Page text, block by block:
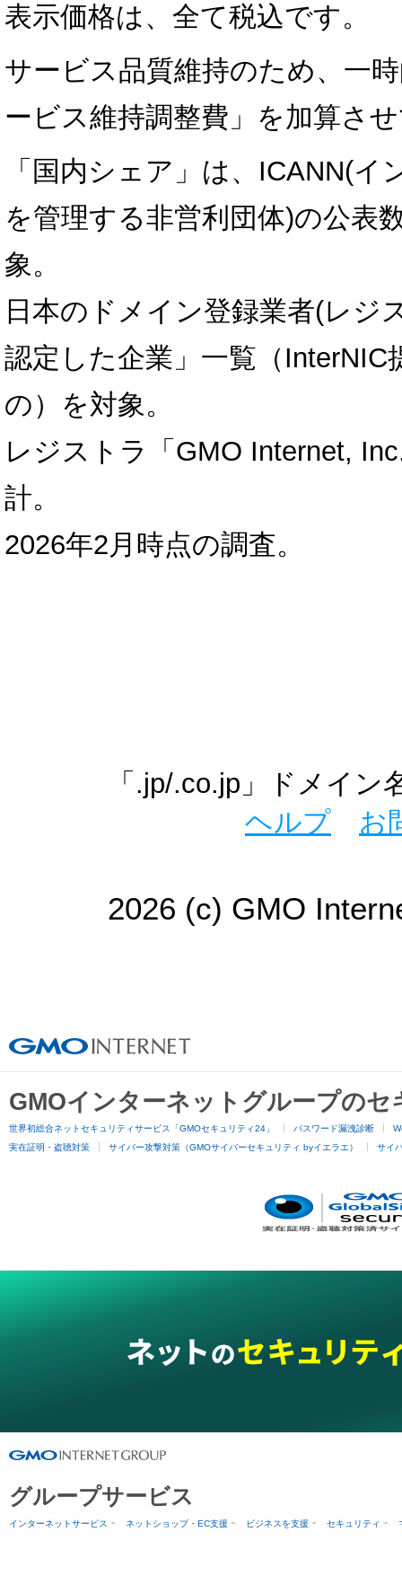
表示価格は、全て税込です。
サービス品質維持のため、一
ービス維持調整費」を加算さ
「国内シェア」は、ICANN(
を管理する非営利団体)の公表
象。
日本のドメイン登録業者(レジ
認定した企業」一覧（
の）を対象。
レジストラ「GMO Internet,
計。
2026年2月時点の調査。
「.jp/.co.jp」ドメイ
ヘルプ
お
2026 (c) GMO
GMOインターネットグループの
世界初総合ネットセキュリティサービス「GMOセキュリティ24」 パスワード漏洩診断
実在証明・盗聴対策
サイバー攻撃対策（GMOサイバーセキュリティ byイエラエ） サイ
グループサービス
インターネットサービス ネットショップ・EC支援 ビジネスを支援 セキュリティ